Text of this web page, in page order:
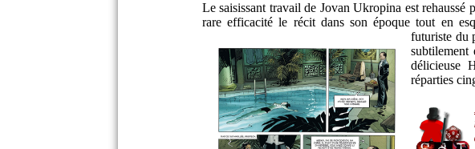
Le saisissant travail de Jovan Ukropina est
rare efficacité le récit dans son époque tout en
futuriste du
subtilement
délicieuse
réparties